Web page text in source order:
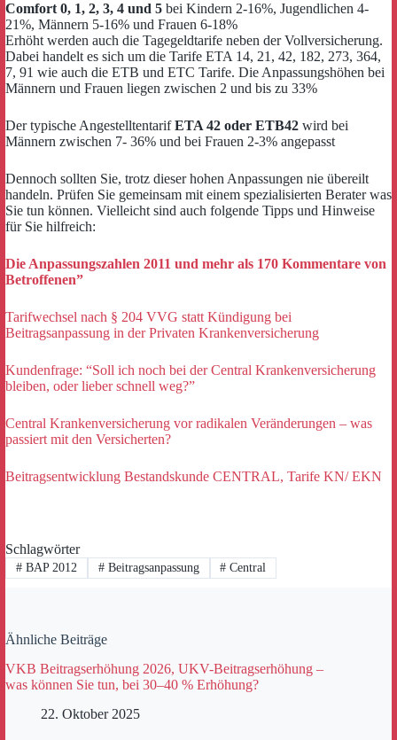
Comfort 0, 1, 2, 3, 4 und 5 bei Kindern 2-16%, Jugendlichen 4-
21%, Männern 5-16% und Frauen 6-18%
Erhöht werden auch die Tagegeldtarife neben der Vollversicherung.
Dabei handelt es sich um die Tarife ETA 14, 21, 42, 182, 273, 364,
7, 91 wie auch die ETB und ETC Tarife. Die Anpassungshöhen bei
Männern und Frauen liegen zwischen 2 und bis zu 33%
Der typische AngestelltentarifETA 42 oder ETB42 wird bei
Männern zwischen 7- 36% und bei Frauen 2-3% angepasst
Dennoch sollten Sie, trotz dieser hohen Anpassungen nie übereilt
handeln. Prüfen Sie gemeinsam mit einem spezialisierten Berater was
Sie tun können. Vielleicht sind auch folgende Tipps und Hinweise
für Sie hilfreich:
Die Anpassungszahlen 2011 und mehr als 170 Kommentare von
Betroffenen”
Tarifwechsel nach § 204 VVG statt Kündigung bei
Beitragsanpassung in der Privaten Krankenversicherung
Kundenfrage: “Soll ich noch bei der Central Krankenversicherung
bleiben, oder lieber schnell weg?”
Central Krankenversicherung vor radikalen Veränderungen – was
passiert mit den Versicherten?
Beitragsentwicklung Bestandskunde CENTRAL, Tarife KN/ EKN
Schlagwörter
#BAP 2012 #Beitragsanpassung # Central
Ähnliche Beiträge
VKB Beitragserhöhung 2026, UKV-Beitragserhöhung –
was können Sie tun, bei 30–40 % Erhöhung?
22. Oktober 2025